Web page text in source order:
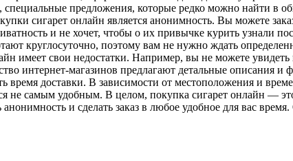
предложения, которые редко можно найти в
сигарет онлайн является анонимность. Вы можете
и не хочет, чтобы о их привычке курить узнали
круглосуточно, поэтому вам не нужно ждать
имеет свои недостатки. Например, вы не можете
интернет-магазинов предлагают детальные описания и
доставки. В зависимости от местоположения и
не самым удобным. В целом, покупка сигарет онлайн —
и сделать заказ в любое удобное для вас время.